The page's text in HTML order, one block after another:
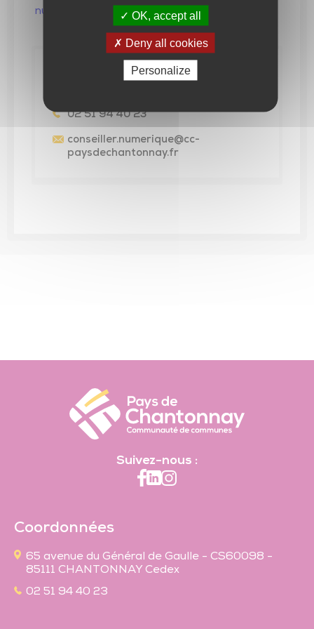
numerique/
Contact
02 51 94 40 23
conseiller.numerique@cc-
paysdechantonnay.fr
Suivez-nous :
Coordonnées
65 avenue du Général de Gaulle - CS60098 -
85111 CHANTONNAY Cedex
02 51 94 40 23
OK, accept all
Deny all cookies
Personalize